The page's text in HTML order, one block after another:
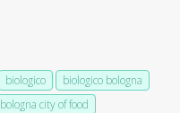
biologico
biologico bologna
bologna city of food